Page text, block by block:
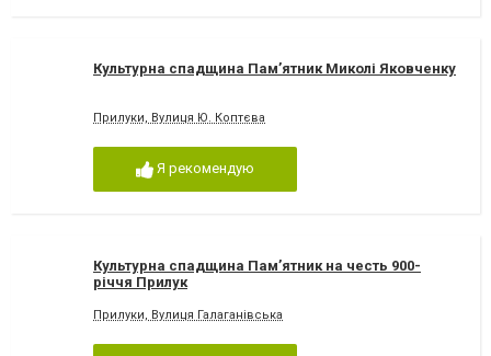
Культурна спадщина Пам’ятник Миколі Яковченку
Прилуки, Вулиця Ю. Коптєва
Я рекомендую
Культурна спадщина Пам’ятник на честь 900-
річчя Прилук
Прилуки, Вулиця Галаганівська